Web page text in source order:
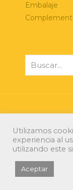
Embalaje
© 2021
Utilizamos
experiencia al
utilizando este
Aceptar